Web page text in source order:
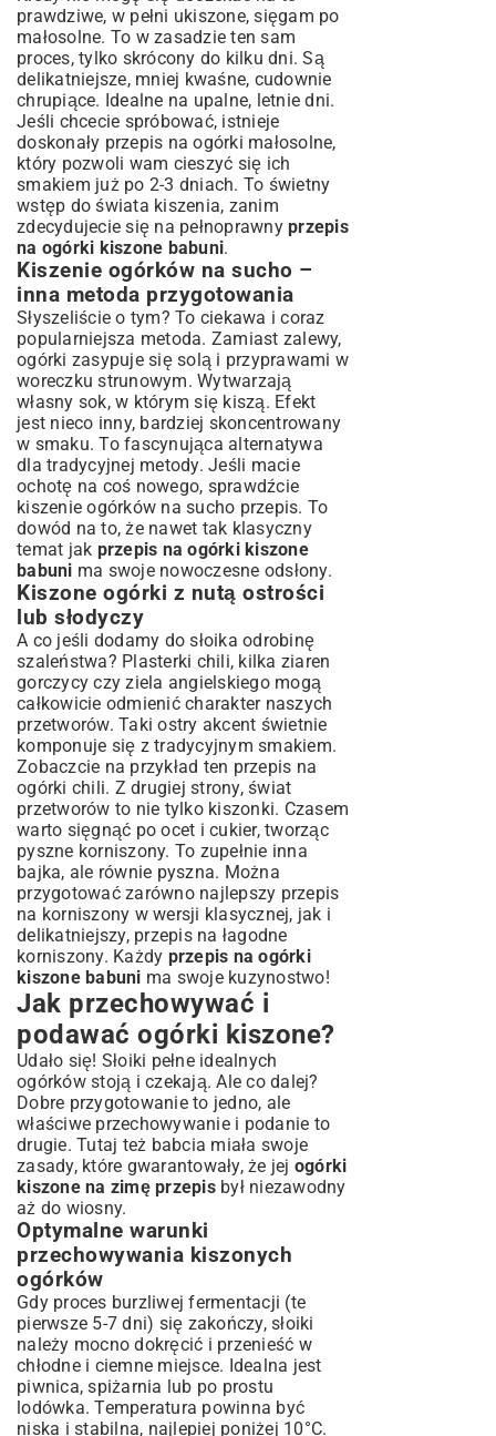
prawdziwe, w pełni ukiszone, sięgam po
małosolne. To w zasadzie ten sam
proces, tylko skrócony do kilku dni. Są
delikatniejsze, mniej kwaśne, cudownie
chrupiące. Idealne na upalne, letnie dni.
Jeśli chcecie spróbować, istnieje
doskonały przepis na ogórki małosolne,
który pozwoli wam cieszyć się ich
smakiem już po 2-3 dniach. To świetny
wstęp do świata kiszenia, zanim
zdecydujecie się na pełnoprawny przepis
na ogórki kiszone babuni.
Kiszenie ogórków na sucho –
inna metoda przygotowania
Słyszeliście o tym? To ciekawa i coraz
popularniejsza metoda. Zamiast zalewy,
ogórki zasypuje się solą i przyprawami w
woreczku strunowym. Wytwarzają
własny sok, w którym się kiszą. Efekt
jest nieco inny, bardziej skoncentrowany
w smaku. To fascynująca alternatywa
dla tradycyjnej metody. Jeśli macie
ochotę na coś nowego, sprawdźcie
kiszenie ogórków na sucho przepis. To
dowód na to, że nawet tak klasyczny
temat jak przepis na ogórki kiszone
babuni ma swoje nowoczesne odsłony.
Kiszone ogórki z nutą ostrości
lub słodyczy
A co jeśli dodamy do słoika odrobinę
szaleństwa? Plasterki chili, kilka ziaren
gorczycy czy ziela angielskiego mogą
całkowicie odmienić charakter naszych
przetworów. Taki ostry akcent świetnie
komponuje się z tradycyjnym smakiem.
Zobaczcie na przykład ten przepis na
ogórki chili. Z drugiej strony, świat
przetworów to nie tylko kiszonki. Czasem
warto sięgnąć po ocet i cukier, tworząc
pyszne korniszony. To zupełnie inna
bajka, ale równie pyszna. Można
przygotować zarówno najlepszy przepis
na korniszony w wersji klasycznej, jak i
delikatniejszy, przepis na łagodne
korniszony. Każdy przepis na ogórki
kiszone babuni ma swoje kuzynostwo!
Jak przechowywać i
podawać ogórki kiszone?
Udało się! Słoiki pełne idealnych
ogórków stoją i czekają. Ale co dalej?
Dobre przygotowanie to jedno, ale
właściwe przechowywanie i podanie to
drugie. Tutaj też babcia miała swoje
zasady, które gwarantowały, że jej ogórki
kiszone na zimę przepisbył niezawodny
aż do wiosny.
Optymalne warunki
przechowywania kiszonych
ogórków
Gdy proces burzliwej fermentacji (te
pierwsze 5-7 dni) się zakończy, słoiki
należy mocno dokręcić i przenieść w
chłodne i ciemne miejsce. Idealna jest
piwnica, spiżarnia lub po prostu
lodówka. Temperatura powinna być
niska i stabilna, najlepiej poniżej 10°C.